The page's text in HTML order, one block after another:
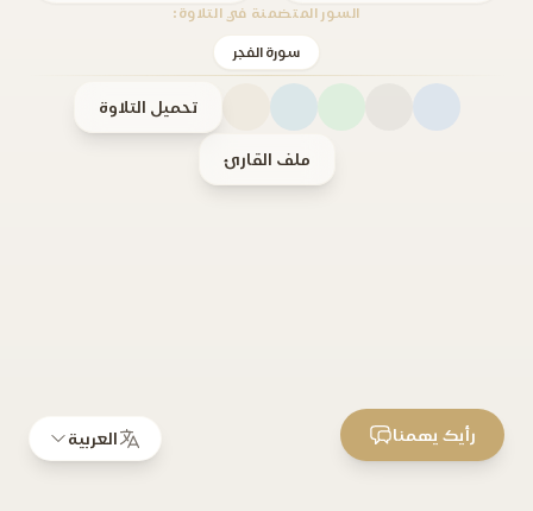
السور المتضمنة في التلاوة:
سورة الفجر
تحميل التلاوة
ملف القارئ
العربية رأيك يهمنا